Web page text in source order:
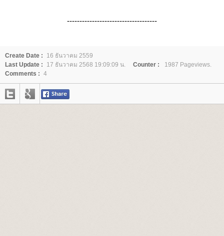
------------------------------------
Create Date :
16 ธันวาคม 2559
Last Update :
17 ธันวาคม 2568 19:09:09 น. Counter :
1987 Pageviews.
Comments : 4